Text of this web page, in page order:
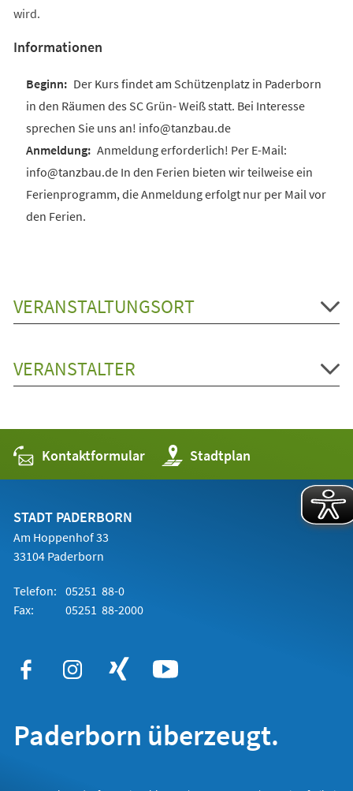
wird.
Informationen
Der Kurs findet am Schützenplatz in Paderborn
in den Räumen des SC Grün- Weiß statt. Bei Interesse
sprechen Sie uns an! info@tanzbau.de
Anmeldung erforderlich! Per E-Mail:
info@tanzbau.de In den Ferien bieten wir teilweise ein
Ferienprogramm, die Anmeldung erfolgt nur per Mail vor
den Ferien.
VERANSTALTUNGSORT
VERANSTALTER
Kontaktformular Stadtplan
(Öffnet
in
einem
STADT PADERBORN
Am Hoppenhof 33
33104 Paderborn
Telefon: 05251 88-0
Fax:
05251 88-2000
Paderborn überzeugt.